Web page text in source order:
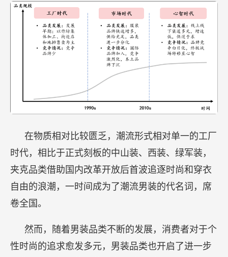
在物质相对比较匮乏，潮流形式相对单一的工厂
时代，相比于正式刻板的中山装、西装、绿军装，
夹克品类借助国内改革开放后首波追逐时尚和穿衣
自由的浪潮，一时间成为了潮流男装的代名词，席
卷全国。
然而，随着男装品类不断的发展，消费者对于个
性时尚的追求愈发多元，男装品类也开启了进一步